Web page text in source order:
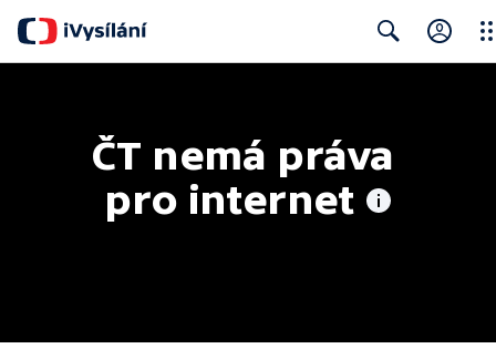
ČT nemá práva
pro internet